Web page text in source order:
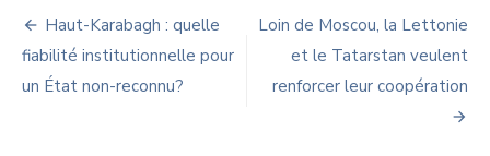
Navigation
de
l’article
Haut-Karabagh : quelle
fiabilité institutionnelle pour
un État non-reconnu?
Loin de Moscou, la Lettonie
et le Tatarstan veulent
renforcer leur coopération